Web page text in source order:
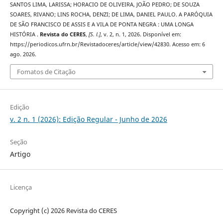
SANTOS LIMA, LARISSA; HORACIO DE OLIVEIRA, JOÃO PEDRO; DE SOUZA
SOARES, RIVANO; LINS ROCHA, DENZI; DE LIMA, DANIEL PAULO. A PARÓQUIA
DE SÃO FRANCISCO DE ASSIS E A VILA DE PONTA NEGRA : UMA LONGA
HISTÓRIA . Revista do CERES, [S. l.], v. 2, n. 1, 2026. Disponível em:
https://periodicos.ufrn.br/Revistadoceres/article/view/42830. Acesso em: 6
ago. 2026.
Fomatos de Citação
Edição
v. 2 n. 1 (2026): Edição Regular - Junho de 2026
Seção
Artigo
Licença
Copyright (c) 2026 Revista do CERES